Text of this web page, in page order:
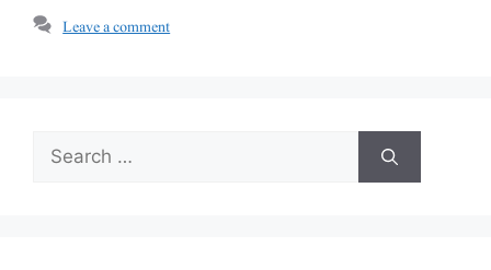
Leave a comment
Search
for: